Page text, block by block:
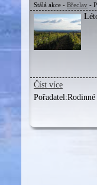
Stálá akce - Břeclav -
Číst více
Pořadatel: